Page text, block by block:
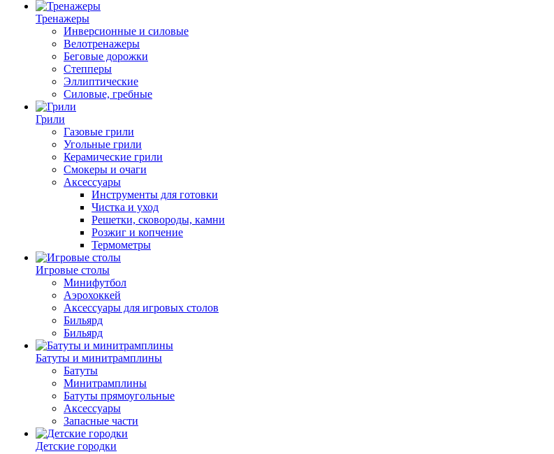
Тренажеры
Инверсионные и силовые
Велотренажеры
Беговые дорожки
Степперы
Эллиптические
Силовые, гребные
Грили
Газовые грили
Угольные грили
Керамические грили
Смокеры и очаги
Аксессуары
Инструменты для готовки
Чистка и уход
Решетки, сковороды, камни
Розжиг и копчение
Термометры
Игровые столы
Минифутбол
Аэрохоккей
Аксессуары для игровых столов
Бильяpд
Бильяpд
Батуты и минитрамплины
Батуты
Минитрамплины
Батуты прямоугольные
Аксессуары
Запасные части
Детские городки